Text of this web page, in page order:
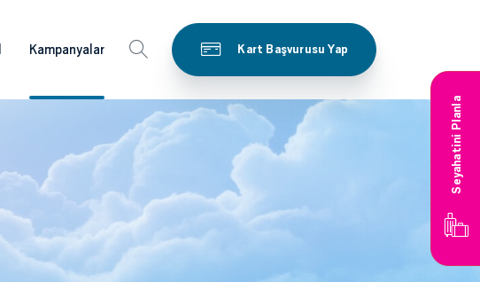
Kampanyalar Kart Başvurusu Yap
Seyahatini Planla